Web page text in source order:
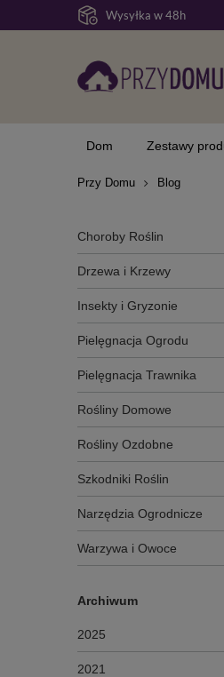
Wysyłka w 48h
Dom Zestawy
Przy Domu Blog
Choroby Roślin
Drzewa i Krzewy
Insekty i Gryzonie
Pielęgnacja Ogrodu
Pielęgnacja Trawnika
Rośliny Domowe
Rośliny Ozdobne
Szkodniki Roślin
Narzędzia Ogrodnicze
Warzywa i Owoce
Archiwum
2025
2021